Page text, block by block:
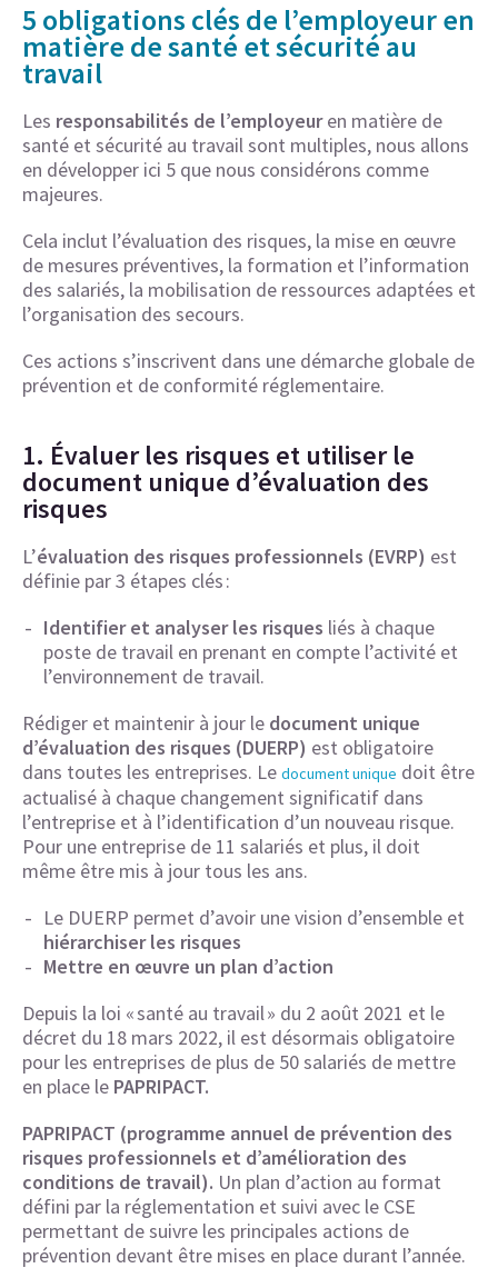
5 obligations clés de l’employeur en
matière de santé et sécurité au
travail
Les responsabilités de l’employeuren matière de
santé et sécurité au travail sont multiples, nous allons
en développer ici 5 que nous considérons comme
majeures.
Cela inclut l’évaluation des risques, la mise en œuvre
de mesures préventives, la formation et l’information
des salariés, la mobilisation de ressources adaptées et
l’organisation des secours.
Ces actions s’inscrivent dans une démarche globale de
prévention et de conformité réglementaire.
1. Évaluer les risques et utiliser le
document unique d’évaluation des
risques
L’évaluation des risques professionnels (EVRP) est
définie par 3 étapes clés :
Identifier et analyser les risques liés à chaque
poste de travail en prenant en compte l’activité et
l’environnement de travail.
Rédiger et maintenir à jour le document unique
d’évaluation des risques (DUERP) est obligatoire
dans toutes les entreprises. Le document unique doit être
actualisé à chaque changement significatif dans
l’entreprise et à l’identification d’un nouveau risque.
Pour une entreprise de 11 salariés et plus, il doit
même être mis à jour tous les ans.
Le DUERP permet d’avoir une vision d’ensemble et
hiérarchiser les risques
Mettre en œuvre un plan d’action
Depuis la loi « santé au travail » du 2 août 2021 et le
décret du 18 mars 2022, il est désormais obligatoire
pour les entreprises de plus de 50 salariés de mettre
en place le PAPRIPACT.
PAPRIPACT (programme annuel de prévention des
risques professionnels et d’amélioration des
conditions de travail). Un plan d’action au format
défini par la réglementation et suivi avec le CSE
permettant de suivre les principales actions de
prévention devant être mises en place durant l’année.